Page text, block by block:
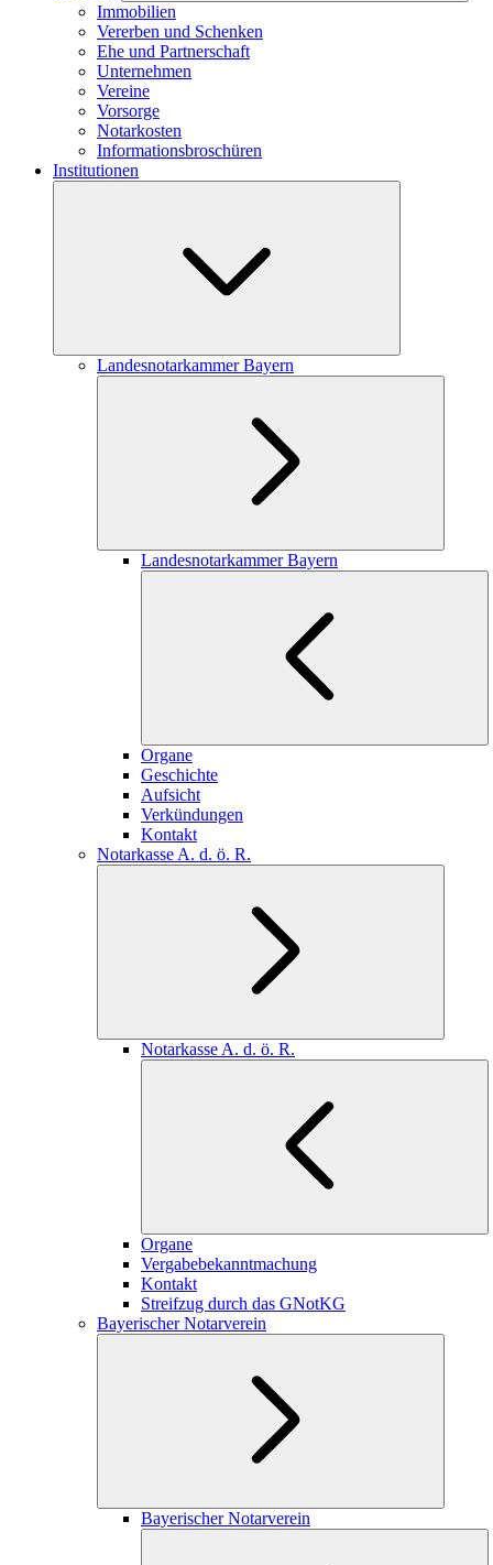
Immobilien
Vererben und Schenken
Ehe und Partnerschaft
Unternehmen
Vereine
Vorsorge
Notarkosten
Informationsbroschüren
Institutionen
Landesnotarkammer Bayern
Landesnotarkammer Bayern
Organe
Geschichte
Aufsicht
Verkündungen
Kontakt
Notarkasse A. d. ö. R.
Notarkasse A. d. ö. R.
Organe
Vergabebekanntmachung
Kontakt
Streifzug durch das GNotKG
Bayerischer Notarverein
Bayerischer Notarverein